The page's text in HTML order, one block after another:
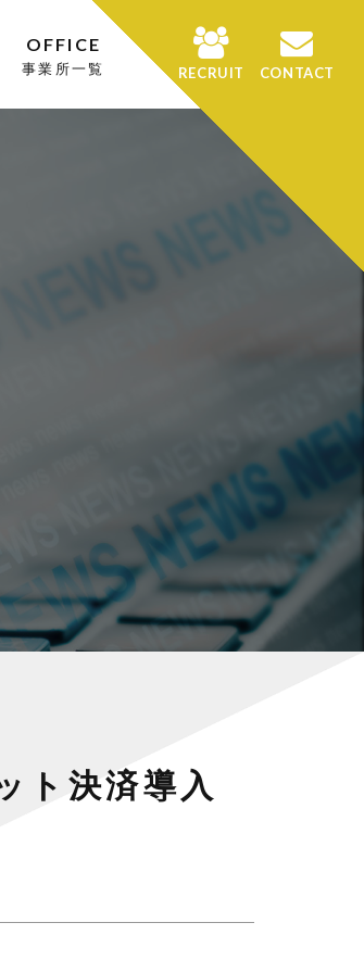
OFFICE
事業所一覧 RECRUIT CONTACT
ト決済導入